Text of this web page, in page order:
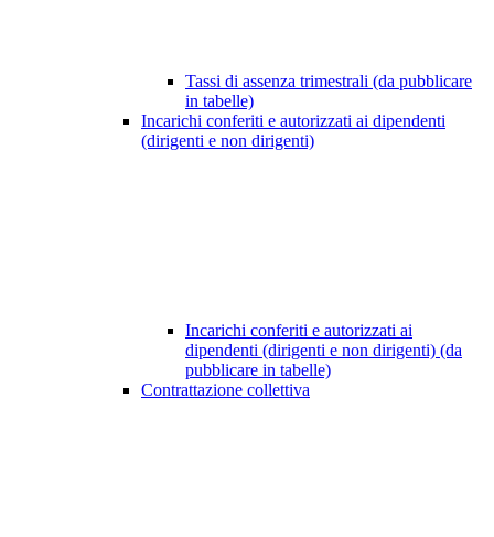
Tassi di assenza trimestrali (da pubblicare
in tabelle)
Incarichi conferiti e autorizzati ai dipendenti
(dirigenti e non dirigenti)
Incarichi conferiti e autorizzati ai
dipendenti (dirigenti e non dirigenti) (da
pubblicare in tabelle)
Contrattazione collettiva